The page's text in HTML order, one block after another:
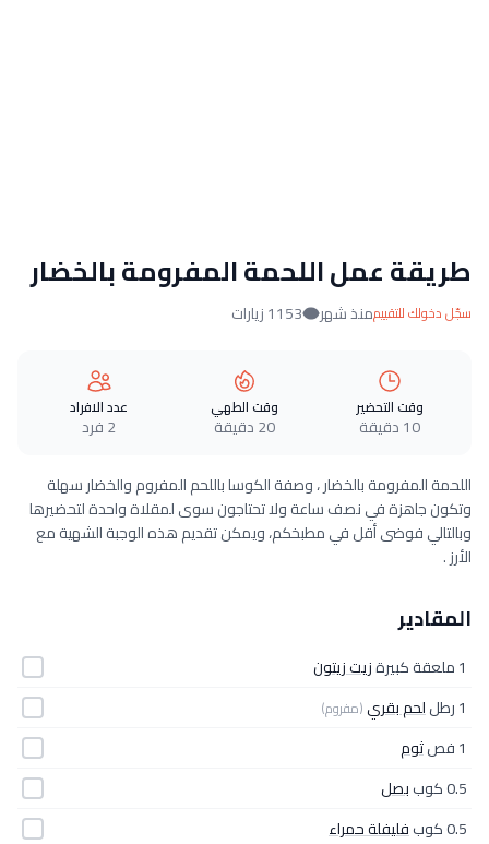
طريقة عمل اللحمة المفرومة بالخضار
سجّل دخولك للتقييممنذ شهر 1153 زيارات
وقت التحضير
10 دقيقة
وقت الطهي
20 دقيقة
عدد الافراد
2 فرد
اللحمة المفرومة بالخضار ، وصفة الكوسا باللحم المفروم والخضار سهلة
وتكون جاهزة في نصف ساعة ولا تحتاجون سوى لمقلاة واحدة لتحضيرها
وبالتالي فوضى أقل في مطبخكم، ويمكن تقديم هذه الوجبة الشهية مع
الأرز .
المقادير
1 ملعقة كبيرة
زيت زيتون
1 رطل
لحم بقري(مفروم)
1 فص
ثوم
0.5 كوب
بصل
0.5 كوب
فليفلة حمراء